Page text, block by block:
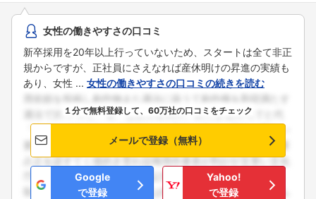
女性の働きやすさの口コミ
新卒採用を20年以上行っていないため、スタートは全て非正
規からですが、正社員にさえなれば産休明けの昇進の実績も
あり、女性 ... 女性の働きやすさの口コミの続きを読む
１分で無料登録して、60万社の口コミをチェック
メールで登録（無料）
Google
で登録
Yahoo!
で登録